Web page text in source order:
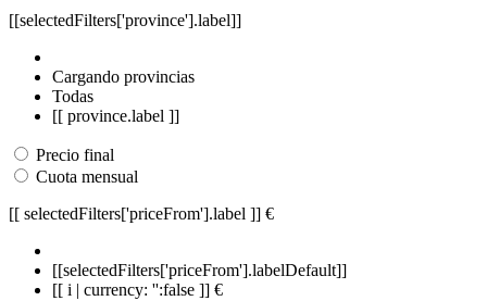
[[selectedFilters['province'].label]]
Cargando provincias
Todas
[[ province.label ]]
Precio final
Cuota mensual
[[ selectedFilters['priceFrom'].label ]] €
[[selectedFilters['priceFrom'].labelDefault]]
[[ i | currency: '':false ]] €